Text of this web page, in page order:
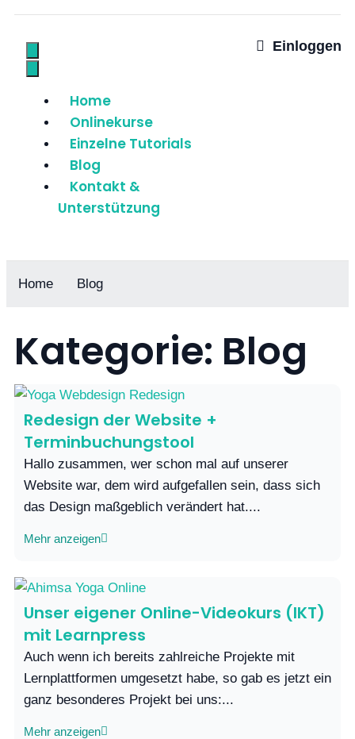
Home
Onlinekurse
Einzelne Tutorials
Blog
Kontakt &
Unterstützung
Einloggen
Home Blog
Kategorie: Blog
Redesign der Website +
Terminbuchungstool
Hallo zusammen, wer schon mal auf unserer
Website war, dem wird aufgefallen sein, dass sich
das Design maßgeblich verändert hat....
Mehr anzeigen
Unser eigener Online-Videokurs (IKT)
mit Learnpress
Auch wenn ich bereits zahlreiche Projekte mit
Lernplattformen umgesetzt habe, so gab es jetzt ein
ganz besonderes Projekt bei uns:...
Mehr anzeigen